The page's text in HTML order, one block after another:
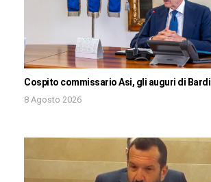
Cospito commissario Asi, gli auguri di Bardi
8 Agosto 2026